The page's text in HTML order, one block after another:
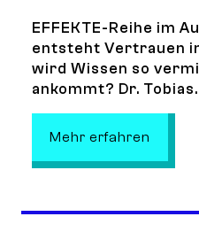
EFFEKTE-Reihe im
entsteht Vertrauen
wird Wissen so
ankommt? Dr.
Mehr erfahren